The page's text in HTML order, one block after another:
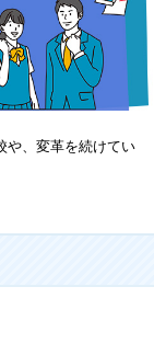
や、変革を続けてい